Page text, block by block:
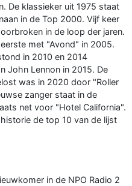
De klassieker uit 1975 staat
in de Top 2000. Vijf keer
in de loop der jaren.
met "Avond" in 2005.
in 2010 en 2014
John Lennon in 2015. De
was in 2020 door "Roller
zanger staat in de
net voor "Hotel California".
de top 10 van de lijst
in de NPO Radio 2